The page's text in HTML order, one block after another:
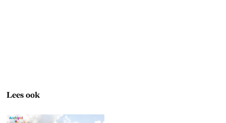
Lees ook